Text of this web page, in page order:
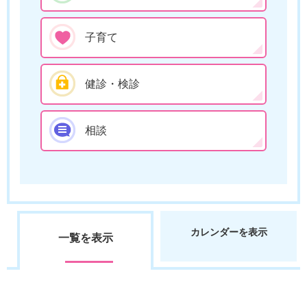
子育て
健診・検診
相談
一覧を表示 カレンダーを表示